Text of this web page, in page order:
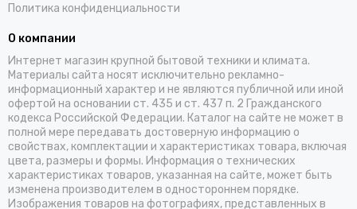
Политика конфиденциальности
О компании
Интернет магазин крупной бытовой техники и климата.
Материалы сайта носят исключительно рекламно-
информационный характер и не являются публичной или иной
офертой на основании ст. 435 и ст. 437 п. 2 Гражданского
кодекса Российской Федерации. Каталог на сайте не может в
полной мере передавать достоверную информацию о
свойствах, комплектации и характеристиках товара, включая
цвета, размеры и формы. Информация о технических
характеристиках товаров, указанная на сайте, может быть
изменена производителем в одностороннем порядке.
Изображения товаров на фотографиях, представленных в